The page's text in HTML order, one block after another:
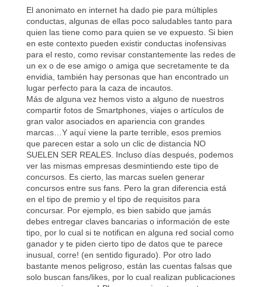
El anonimato en internet ha dado pie para múltiples
conductas, algunas de ellas poco saludables tanto para
quien las tiene como para quien se ve expuesto. Si bien
en este contexto pueden existir conductas inofensivas
para el resto, como revisar constantemente las redes de
un ex o de ese amigo o amiga que secretamente te da
envidia, también hay personas que han encontrado un
lugar perfecto para la caza de incautos.
Más de alguna vez hemos visto a alguno de nuestros
compartir fotos de Smartphones, viajes o artículos de
gran valor asociados en apariencia con grandes
marcas…Y aquí viene la parte terrible, esos premios
que parecen estar a solo un clic de distancia NO
SUELEN SER REALES. Incluso días después, podemos
ver las mismas empresas desmintiendo este tipo de
concursos. Es cierto, las marcas suelen generar
concursos entre sus fans. Pero la gran diferencia está
en el tipo de premio y el tipo de requisitos para
concursar. Por ejemplo, es bien sabido que jamás
debes entregar claves bancarias o información de este
tipo, por lo cual si te notifican en alguna red social como
ganador y te piden cierto tipo de datos que te parece
inusual, corre! (en sentido figurado). Por otro lado
bastante menos peligroso, están las cuentas falsas que
solo buscan fans/likes, por lo cual realizan publicaciones